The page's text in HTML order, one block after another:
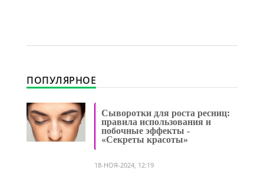
ПОПУЛЯРНОЕ
Сыворотки для роста ресниц:
правила использования и
побочные эффекты -
«Секреты красоты»
18-НОЯ-2024, 12:19